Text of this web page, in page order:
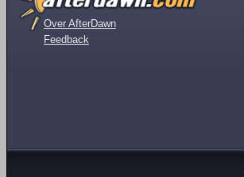
Over AfterDawn
Feedback